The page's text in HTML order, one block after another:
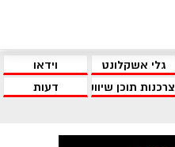
גלי אשקלונט
וידאו
צרכנות תוכן שיווקי
דעות